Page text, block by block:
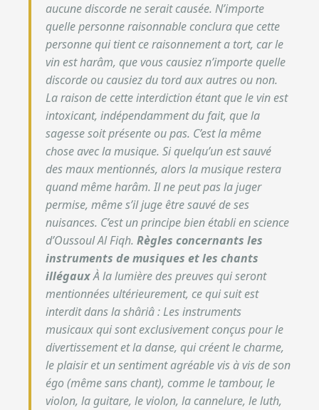
aucune discorde ne serait causée. N’importe
quelle personne raisonnable conclura que cette
personne qui tient ce raisonnement a tort, car le
vin est harâm, que vous causiez n’importe quelle
discorde ou causiez du tord aux autres ou non.
La raison de cette interdiction étant que le vin est
intoxicant, indépendamment du fait, que la
sagesse soit présente ou pas. C’est la même
chose avec la musique. Si quelqu’un est sauvé
des maux mentionnés, alors la musique restera
quand même harâm. Il ne peut pas la juger
permise, même s’il juge être sauvé de ses
nuisances. C’est un principe bien établi en science
d’Oussoul Al Fiqh. Règles concernants les
instruments de musiques et les chants
illégauxÀ la lumière des preuves qui seront
mentionnées ultérieurement, ce qui suit est
interdit dans la shâriâ : Les instruments
musicaux qui sont exclusivement conçus pour le
divertissement et la danse, qui créent le charme,
le plaisir et un sentiment agréable vis à vis de son
égo (même sans chant), comme le tambour, le
violon, la guitare, le violon, la cannelure, le luth,